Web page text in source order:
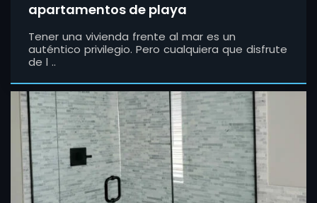
apartamentos de playa
Tener una vivienda frente al mar es un
auténtico privilegio. Pero cualquiera que disfrute
de l ..